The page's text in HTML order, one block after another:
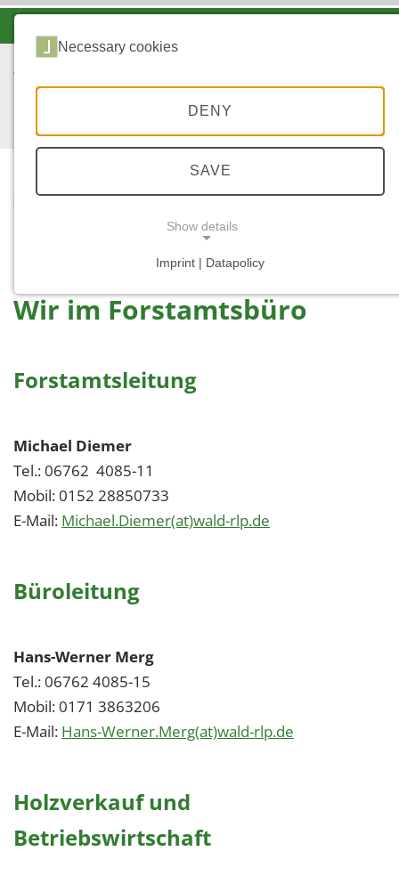
STARTSEITE
...
Wir im Forstamtsbüro
Forstamtsleitung
Michael Diemer
Tel.: 06762 4085-11
Mobil: 0152 28850733
E-Mail: Michael.Diemer(at)wald-rlp.de
Büroleitung
Hans-Werner Merg
Tel.: 06762 4085-15
Mobil: 0171 3863206
E-Mail: Hans-Werner.Merg(at)wald-rlp.de
Holzverkauf und
Betriebswirtschaft
Necessary cookies
DENY
SAVE
Show details
Imprint | Datapolicy